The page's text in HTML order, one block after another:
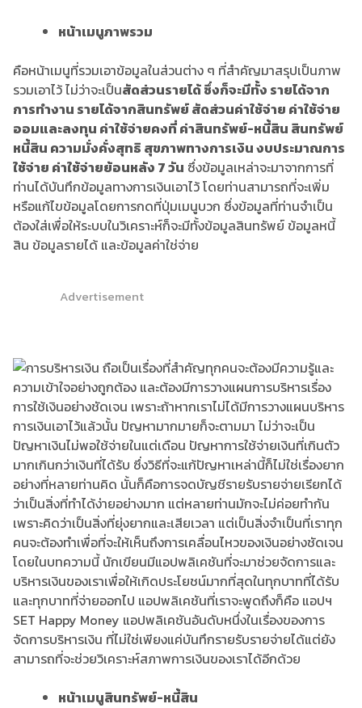
หน้าเมนูภาพรวม
คือหน้าเมนูที่รวมเอาข้อมูลในส่วนต่าง ๆ ที่สำคัญมาสรุปเป็นภาพ
รวมเอาไว้ ไม่ว่าจะเป็นสัดส่วนรายได้ ซึ่งก็จะมีทั้ง รายได้จาก
การทำงาน รายได้จากสินทรัพย์ สัดส่วนค่าใช้จ่าย ค่าใช้จ่าย
ออมและลงทุน ค่าใช้จ่ายคงที่ ค่าสินทรัพย์-หนี้สิน สินทรัพย์
หนี้สิน ความมั่งคั่งสุทธิ สุขภาพทางการเงิน งบประมาณการ
ใช้จ่าย ค่าใช้จ่ายย้อนหลัง 7 วัน ซึ่งข้อมูลเหล่าจะมาจากการที่
ท่านได้บันทึกข้อมูลทางการเงินเอาไว้ โดยท่านสามารถที่จะเพิ่ม
หรือแก้ไขข้อมูลโดยการกดที่ปุ่มเมนูบวก ซึ่งข้อมูลที่ท่านจำเป็น
ต้องใส่เพื่อให้ระบบในวิเคราะห์ก็จะมีทั้งข้อมูลสินทรัพย์ ข้อมูลหนี้
สิน ข้อมูลรายได้ และข้อมูลค่าใช่จ่าย
Advertisement
หน้าเมนูสินทรัพย์-หนี้สิน